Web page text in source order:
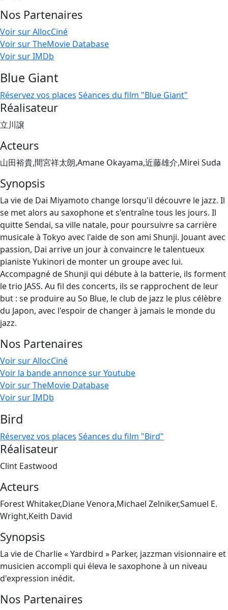
Nos Partenaires
Voir sur AllocCiné
Voir sur TheMovie Database
Voir sur IMDb
Blue Giant
Réservez vos places Séances du film "Blue Giant"
Réalisateur
立川譲
Acteurs
山田裕貴,間宮祥太朗,Amane Okayama,近藤雄介,Mirei Suda
Synopsis
La vie de Dai Miyamoto change lorsqu'il découvre le jazz. Il
se met alors au saxophone et s'entraîne tous les jours. Il
quitte Sendai, sa ville natale, pour poursuivre sa carrière
musicale à Tokyo avec l'aide de son ami Shunji. Jouant avec
passion, Dai arrive un jour à convaincre le talentueux
pianiste Yukinori de monter un groupe avec lui.
Accompagné de Shunji qui débute à la batterie, ils forment
le trio JASS. Au fil des concerts, ils se rapprochent de leur
but : se produire au So Blue, le club de jazz le plus célèbre
du Japon, avec l'espoir de changer à jamais le monde du
jazz.
Nos Partenaires
Voir sur AllocCiné
Voir la bande annonce sur Youtube
Voir sur TheMovie Database
Voir sur IMDb
Bird
Réservez vos places Séances du film "Bird"
Réalisateur
Clint Eastwood
Acteurs
Forest Whitaker,Diane Venora,Michael Zelniker,Samuel E.
Wright,Keith David
Synopsis
La vie de Charlie « Yardbird » Parker, jazzman visionnaire et
musicien accompli qui éleva le saxophone à un niveau
d'expression inédit.
Nos Partenaires